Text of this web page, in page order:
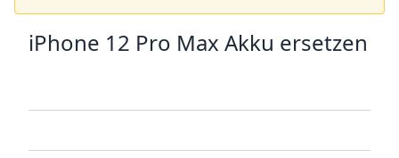
iPhone 12 Pro Max Akku ersetzen